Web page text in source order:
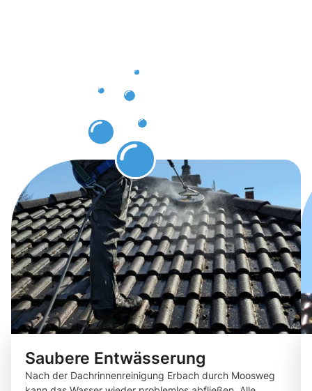
Saubere Entwässerung
Nach der Dachrinnenreinigung Erbach durch Moosweg